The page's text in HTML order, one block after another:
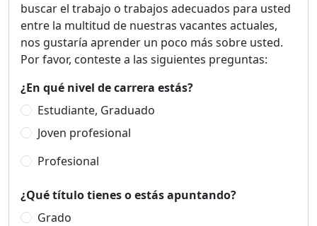
buscar el trabajo o trabajos adecuados para usted
entre la multitud de nuestras vacantes actuales,
nos gustaría aprender un poco más sobre usted.
Por favor, conteste a las siguientes preguntas:
¿En qué nivel de carrera estás?
Estudiante, Graduado
Joven profesional
Profesional
¿Qué título tienes o estás apuntando?
Grado